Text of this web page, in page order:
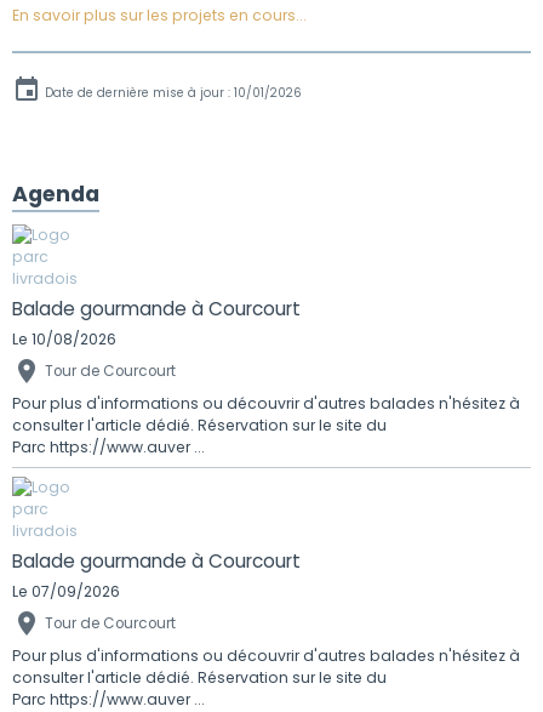
En savoir plus sur les projets en cours...
Date de dernière mise à jour : 10/01/2026
Agenda
Balade gourmande à Courcourt
Le 10/08/2026
Tour de Courcourt
Pour plus d'informations ou découvrir d'autres balades n'hésitez à
consulter l'article dédié. Réservation sur le site du
Parc https://www.auver ...
Balade gourmande à Courcourt
Le 07/09/2026
Tour de Courcourt
Pour plus d'informations ou découvrir d'autres balades n'hésitez à
consulter l'article dédié. Réservation sur le site du
Parc https://www.auver ...